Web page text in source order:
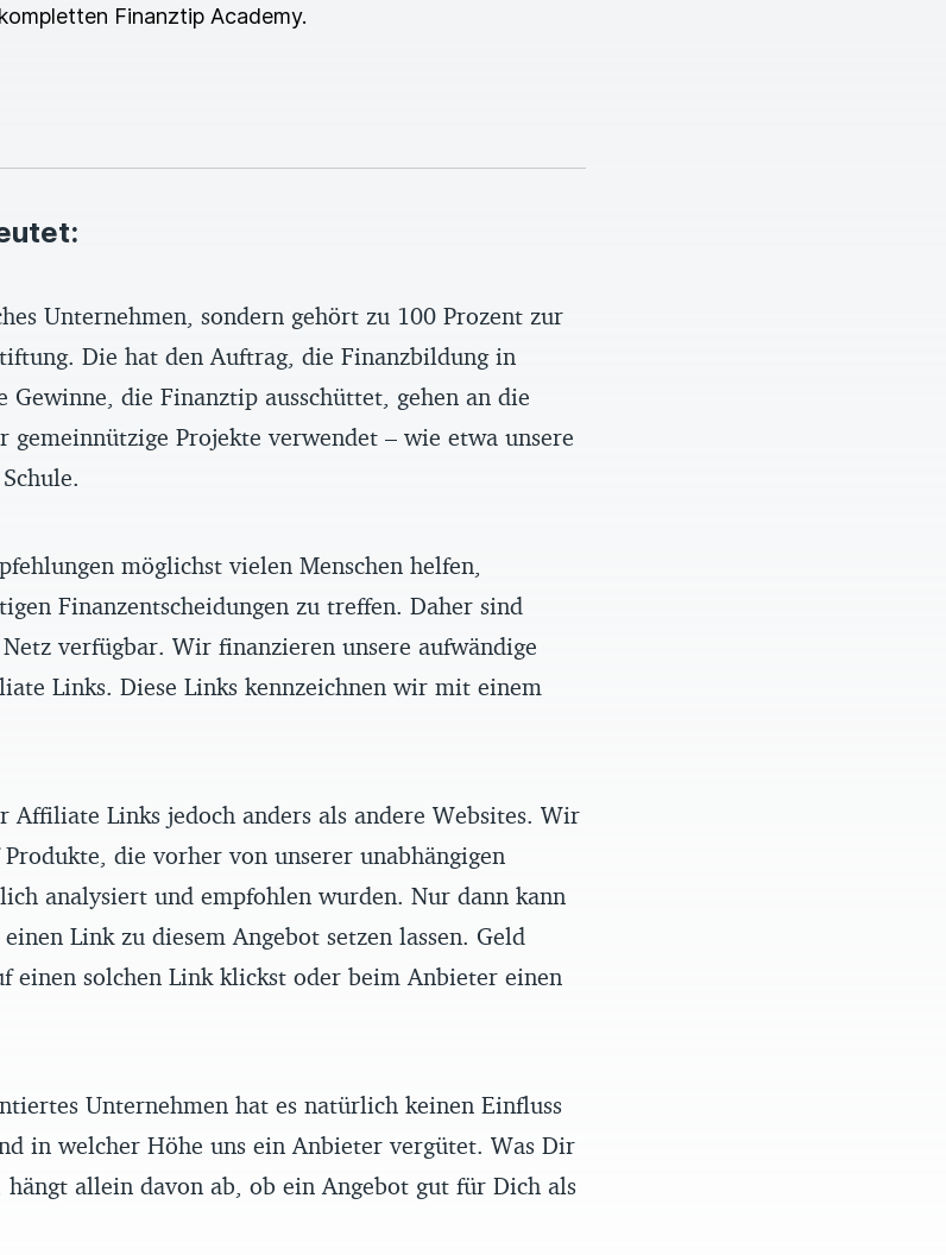
Finanztip Academy.
Unternehmen, sondern gehört zu 100 Prozent zur
Die hat den Auftrag, die Finanzbildung in
die Finanztip ausschüttet, gehen an die
Projekte verwendet – wie etwa unsere
möglichst vielen Menschen helfen,
Finanzentscheidungen zu treffen. Daher sind
verfügbar. Wir finanzieren unsere aufwändige
Links. Diese Links kennzeichnen wir mit einem
Affiliate Links jedoch anders als andere Websites. Wir
die vorher von unserer unabhängigen
analysiert und empfohlen wurden. Nur dann kann
Link zu diesem Angebot setzen lassen. Geld
einen solchen Link klickst oder beim Anbieter einen
Unternehmen hat es natürlich keinen Einfluss
in welcher Höhe uns ein Anbieter vergütet. Was Dir
hängt allein davon ab, ob ein Angebot gut für Dich als